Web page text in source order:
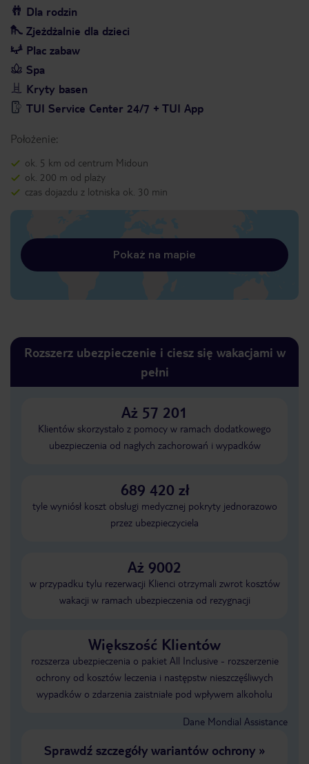
Dla rodzin
Zjeżdżalnie dla dzieci
Plac zabaw
Spa
Kryty basen
TUI Service Center 24/7 + TUI App
Położenie:
ok. 5 km od centrum Midoun
ok. 200 m od plaży
czas dojazdu z lotniska ok. 30 min
Pokaż na mapie
Rozszerz ubezpieczenie i ciesz się wakacjami w
pełni
Aż 57 201
Klientów skorzystało z pomocy w ramach dodatkowego
ubezpieczenia od nagłych zachorowań i wypadków
689 420 zł
tyle wyniósł koszt obsługi medycznej pokryty jednorazowo
przez ubezpieczyciela
Aż 9002
w przypadku tylu rezerwacji Klienci otrzymali zwrot kosztów
wakacji w ramach ubezpieczenia od rezygnacji
Większość Klientów
rozszerza ubezpieczenia o pakiet All Inclusive - rozszerzenie
ochrony od kosztów leczenia i następstw nieszczęśliwych
wypadków o zdarzenia zaistniałe pod wpływem alkoholu
Dane Mondial Assistance
Sprawdź szczegóły wariantów ochrony»